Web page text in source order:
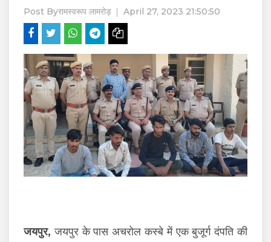
Post Byरामस्वरूप लामरोड़ April 27, 2023 21:50:50
जयपुर, जयपुर के पास अचरोल कस्बे में एक बुजूर्ग दंपति की